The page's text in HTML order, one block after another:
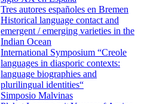
Tres autores españoles en Bremen
Historical language contact and
emergent / emerging varieties in the
Indian Ocean
International Symposium “Creole
languages in diasporic contexts:
language biographies and
plurilingual identities“
Simposio Malvinas